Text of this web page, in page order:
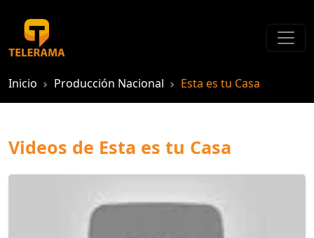
Inicio Producción Nacional Esta es tu Casa
Videos de Esta es tu Casa